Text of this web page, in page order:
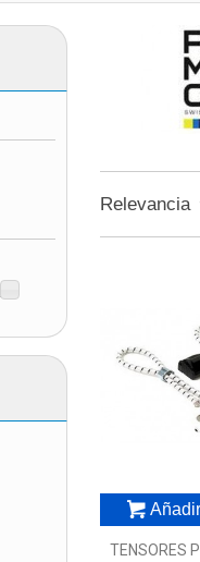
Relevancia
TENSORES